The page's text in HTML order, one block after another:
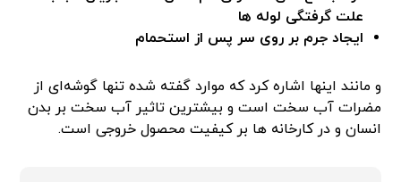
علت گرفتگی لوله ها
ایجاد جرم بر روی سر پس از استحمام
و مانند اینها اشاره کرد که موارد گفته شده تنها گوشه‌ای از
مضرات آب سخت است و بیشترین تاثیر آب سخت بر بدن
انسان و در کارخانه ها بر کیفیت محصول خروجی است.